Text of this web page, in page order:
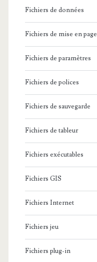
Fichiers de données
Fichiers de mise en page
Fichiers de paramètres
Fichiers de polices
Fichiers de sauvegarde
Fichiers de tableur
Fichiers exécutables
Fichiers GIS
Fichiers Internet
Fichiers jeu
Fichiers plug-in